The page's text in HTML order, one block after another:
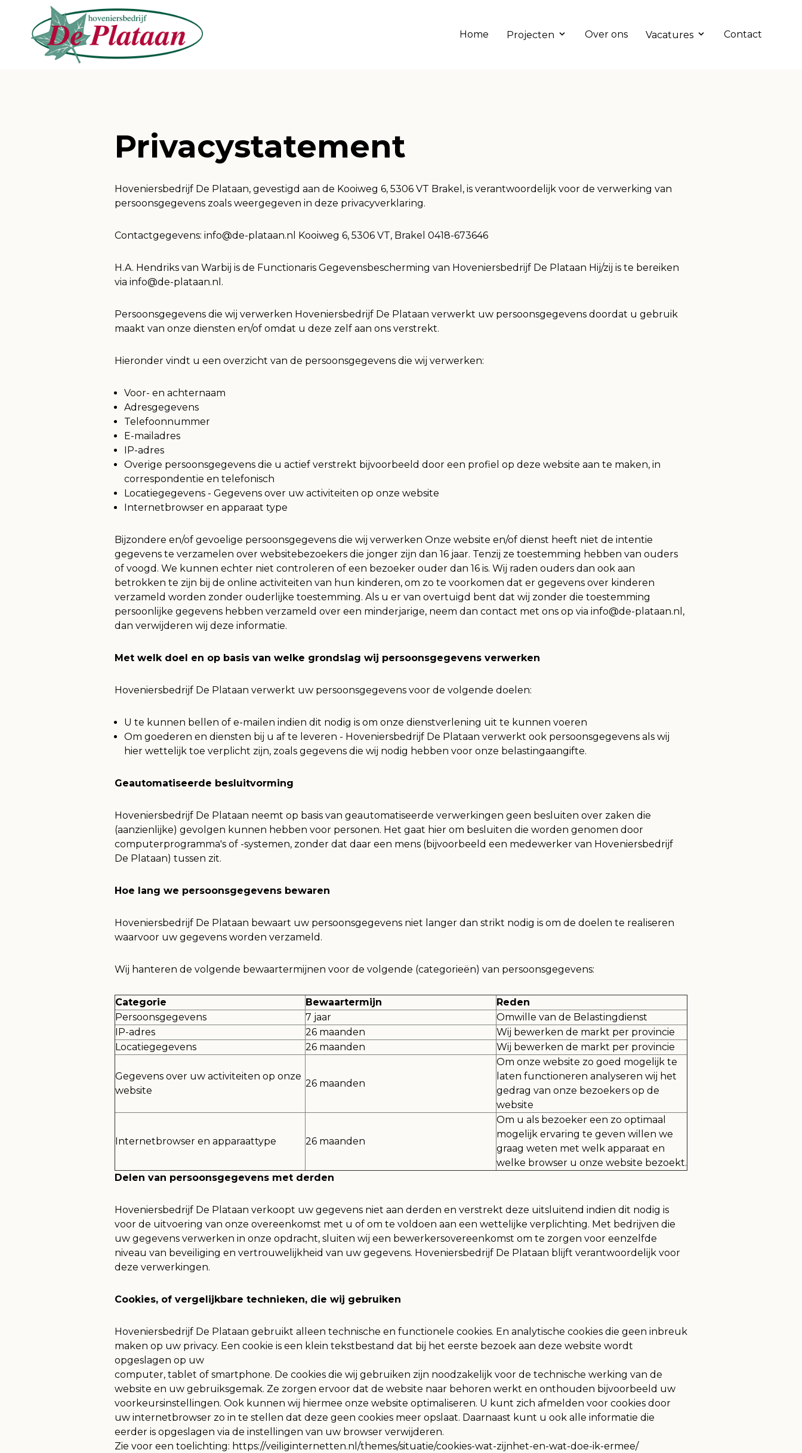
Home Projecten Over ons Vacatures Contact
Privacystatement
Hoveniersbedrijf De Plataan, gevestigd aan de Kooiweg 6, 5306 VT Brakel, is verantwoordelijk voor de verwerking van
persoonsgegevens zoals weergegeven in deze privacyverklaring.
Contactgegevens: info@de-plataan.nl Kooiweg 6, 5306 VT, Brakel 0418-673646
H.A. Hendriks van Warbij is de Functionaris Gegevensbescherming van Hoveniersbedrijf De Plataan Hij/zij is te bereiken
via info@de-plataan.nl.
Persoonsgegevens die wij verwerken Hoveniersbedrijf De Plataan verwerkt uw persoonsgegevens doordat u gebruik
maakt van onze diensten en/of omdat u deze zelf aan ons verstrekt.
Hieronder vindt u een overzicht van de persoonsgegevens die wij verwerken:
Voor- en achternaam
Adresgegevens
Telefoonnummer
E-mailadres
IP-adres
Overige persoonsgegevens die u actief verstrekt bijvoorbeeld door een profiel op deze website aan te maken, in
correspondentie en telefonisch
Locatiegegevens - Gegevens over uw activiteiten op onze website
Internetbrowser en apparaat type
Bijzondere en/of gevoelige persoonsgegevens die wij verwerken Onze website en/of dienst heeft niet de intentie
gegevens te verzamelen over websitebezoekers die jonger zijn dan 16 jaar. Tenzij ze toestemming hebben van ouders
of voogd. We kunnen echter niet controleren of een bezoeker ouder dan 16 is. Wij raden ouders dan ook aan
betrokken te zijn bij de online activiteiten van hun kinderen, om zo te voorkomen dat er gegevens over kinderen
verzameld worden zonder ouderlijke toestemming. Als u er van overtuigd bent dat wij zonder die toestemming
persoonlijke gegevens hebben verzameld over een minderjarige, neem dan contact met ons op via info@de-plataan.nl,
dan verwijderen wij deze informatie.
Met welk doel en op basis van welke grondslag wij persoonsgegevens verwerken
Hoveniersbedrijf De Plataan verwerkt uw persoonsgegevens voor de volgende doelen:
U te kunnen bellen of e-mailen indien dit nodig is om onze dienstverlening uit te kunnen voeren
Om goederen en diensten bij u af te leveren - Hoveniersbedrijf De Plataan verwerkt ook persoonsgegevens als wij
hier wettelijk toe verplicht zijn, zoals gegevens die wij nodig hebben voor onze belastingaangifte.
Geautomatiseerde besluitvorming
Hoveniersbedrijf De Plataan neemt op basis van geautomatiseerde verwerkingen geen besluiten over zaken die
(aanzienlijke) gevolgen kunnen hebben voor personen. Het gaat hier om besluiten die worden genomen door
computerprogramma's of -systemen, zonder dat daar een mens (bijvoorbeeld een medewerker van Hoveniersbedrijf
De Plataan) tussen zit.
Hoe lang we persoonsgegevens bewaren
Hoveniersbedrijf De Plataan bewaart uw persoonsgegevens niet langer dan strikt nodig is om de doelen te realiseren
waarvoor uw gegevens worden verzameld.
Wij hanteren de volgende bewaartermijnen voor de volgende (categorieën) van persoonsgegevens:
Categorie Bewaartermijn
Reden
Persoonsgegevens
7 jaar
Omwille van de Belastingdienst
IP-adres
26 maanden
Wij bewerken de markt per provincie
Locatiegegevens
26 maanden Wij bewerken de markt per provincie
Gegevens over uw activiteiten op onze
website
26 maanden
Om onze website zo goed mogelijk te
laten functioneren analyseren wij het
gedrag van onze bezoekers op de
website
Internetbrowser en apparaattype 26 maanden
Om u als bezoeker een zo optimaal
mogelijk ervaring te geven willen we
graag weten met welk apparaat en
welke browser u onze website bezoekt.
Delen van persoonsgegevens met derden
Hoveniersbedrijf De Plataan verkoopt uw gegevens niet aan derden en verstrekt deze uitsluitend indien dit nodig is
voor de uitvoering van onze overeenkomst met u of om te voldoen aan een wettelijke verplichting. Met bedrijven die
uw gegevens verwerken in onze opdracht, sluiten wij een bewerkersovereenkomst om te zorgen voor eenzelfde
niveau van beveiliging en vertrouwelijkheid van uw gegevens. Hoveniersbedrijf De Plataan blijft verantwoordelijk voor
deze verwerkingen.
Cookies, of vergelijkbare technieken, die wij gebruiken
Hoveniersbedrijf De Plataan gebruikt alleen technische en functionele cookies. En analytische cookies die geen inbreuk
maken op uw privacy. Een cookie is een klein tekstbestand dat bij het eerste bezoek aan deze website wordt
opgeslagen op uw
computer, tablet of smartphone. De cookies die wij gebruiken zijn noodzakelijk voor de technische werking van de
website en uw gebruiksgemak. Ze zorgen ervoor dat de website naar behoren werkt en onthouden bijvoorbeeld uw
voorkeursinstellingen. Ook kunnen wij hiermee onze website optimaliseren. U kunt zich afmelden voor cookies door
uw internetbrowser zo in te stellen dat deze geen cookies meer opslaat. Daarnaast kunt u ook alle informatie die
eerder is opgeslagen via de instellingen van uw browser verwijderen.
Zie voor een toelichting: https://veiliginternetten.nl/themes/situatie/cookies-wat-zijnhet-en-wat-doe-ik-ermee/